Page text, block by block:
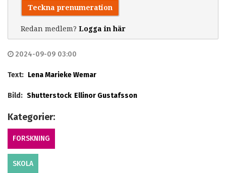
Teckna prenumeration
Redan medlem? Logga in här
2024-09-09 03:00
Text: Lena Marieke Wemar
Bild: Shutterstock Ellinor Gustafsson
Kategorier:
FORSKNING
SKOLA